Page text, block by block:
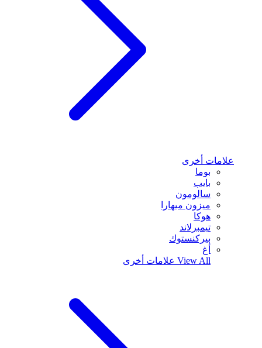
علامات أخرى
بوما
بايب
سالومون
ميزون ميهارا
هوكا
تيمبرلاند
بيركنستوك
أغ
View All علامات أخرى